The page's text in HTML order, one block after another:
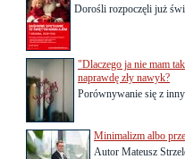
Dorośli rozpoczęli już
"Dlaczego ja nie mam
naprawdę zły nawyk?
Porównywanie się z
Minimalizm albo
Autor Mateusz